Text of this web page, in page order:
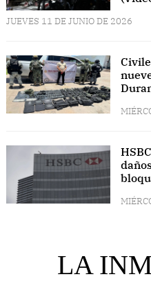
JUEVES 11 DE JUNIO DE 2026
LA